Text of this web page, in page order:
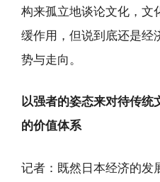
构来孤立地谈论文化，文
缓作用，但说到底还是经
势与走向。
以强者的姿态来对待传统
的价值体系
记者：既然日本经济的发